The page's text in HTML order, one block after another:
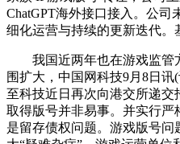
ChatGPT海外接口接入。公
细化运营与持续的更新迭代。
我国近两年也在游戏监管
围扩大，中国网科技9月8日
至科技近日再次向港交所递交
取得版号并非易事。并实行
是留存债权问题。游戏版号